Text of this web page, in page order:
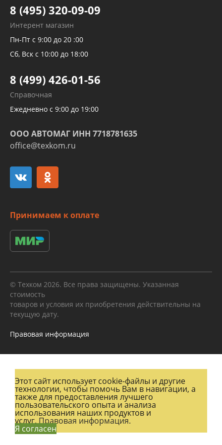
Тормозных трубок
Рукавов гидроусилителей
Рукавов компрессоров и турбин
Трубок кондиционеров
Развертка пайка медных стальных
алюминиевых трубок и штуцеров
8 (495) 320-09-09
Интерент магазин
Пн-Пт с 9:00 до 20 :00
Сб, Вск с 10:00 до 18:00
8 (499) 426-01-56
Справочная
Ежедневно с 9:00 до 19:00
ООО АВТОМАГ ИНН 7718781635
office@texkom.ru
Принимаем к оплате
© Техком 2026. Все права защищены. Указанная
стоимость
товаров и условия их приобретения действительны на
текущую дату.
Правовая информация
Этот сайт использует cookie-файлы и другие
технологии, чтобы помочь Вам в навигации, а
также для предоставления лучшего
пользовательского опыта и анализа
использования наших продуктов и
услуг.Правовая информация.
Я согласен